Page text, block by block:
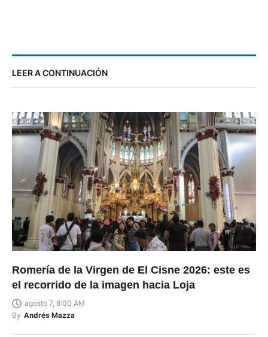
LEER A CONTINUACIÓN
Romería de la Virgen de El Cisne 2026: este es
el recorrido de la imagen hacia Loja
agosto 7, 8:00 AM
By Andrés Mazza